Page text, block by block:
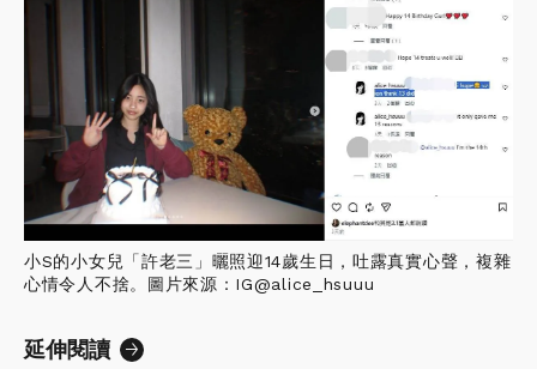
小S的小女兒「許老三」曬照迎14歲生日，吐露真實心聲，複雜
心情令人不捨。圖片來源：IG@alice_hsuuu
延伸閱讀